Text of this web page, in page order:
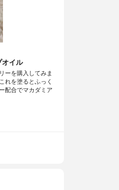
オイル
ーを購入してみま
れを塗るとふっく
配合でマカダミア